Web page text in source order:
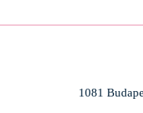
1081